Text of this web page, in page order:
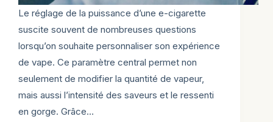
Le réglage de la puissance d’une e-cigarette
suscite souvent de nombreuses questions
lorsqu’on souhaite personnaliser son expérience
de vape. Ce paramètre central permet non
seulement de modifier la quantité de vapeur,
mais aussi l’intensité des saveurs et le ressenti
en gorge. Grâce…